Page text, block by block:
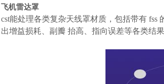
飞机雷达罩
cst能处理各类复杂天线罩材质，包括带有
出增益损耗、副瓣 抬高、指向误差等各类结果